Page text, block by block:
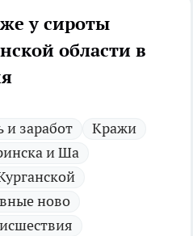
у сироты
области в
заработ
Кражи
и Ша
ново